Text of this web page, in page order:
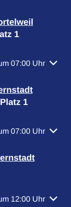
1
07:00 Uhr
1
07:00 Uhr
12:00 Uhr